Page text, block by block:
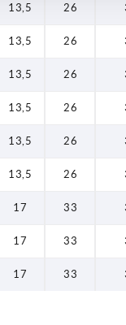
13,5 26
13,5 26
13,5 26
13,5 26
13,5 26
13,5 26
17 33
17 33
17 33